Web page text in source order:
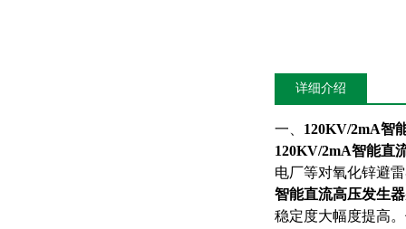
详细介绍
一、 120KV/2mA智
120KV/2mA智能直
电厂等对氧化锌避
智能直流高压发生器
稳定度大幅度提高